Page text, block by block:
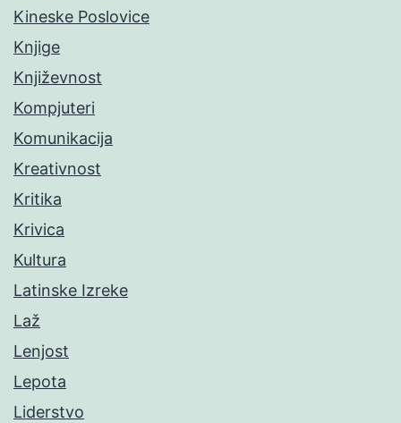
Kineske Poslovice
Knjige
Književnost
Kompjuteri
Komunikacija
Kreativnost
Kritika
Krivica
Kultura
Latinske Izreke
Laž
Lenjost
Lepota
Liderstvo